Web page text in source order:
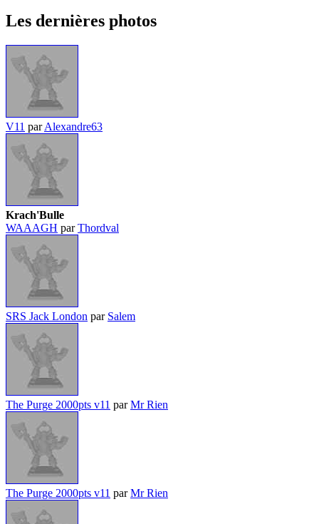
Les dernières photos
V11 parAlexandre63
Krach'Bulle
WAAAGH parThordval
SRS Jack London par Salem
The Purge 2000pts v11 parMr Rien
The Purge 2000pts v11 parMr Rien